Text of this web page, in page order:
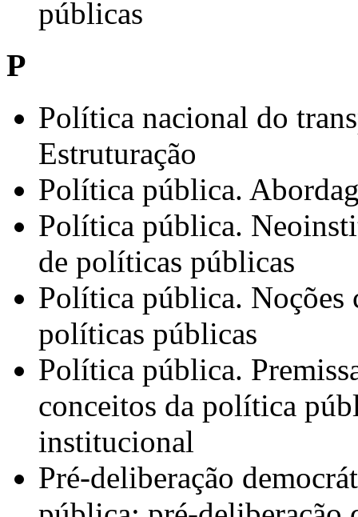
públicas
P
Política nacional do
Estruturação
Política pública.
Política pública.
de políticas públicas
Política pública. Noções
políticas públicas
Política pública.
conceitos da política
institucional
Pré-deliberação